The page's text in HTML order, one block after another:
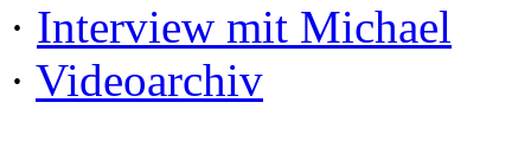
· Interview mit Michael
· Videoarchiv